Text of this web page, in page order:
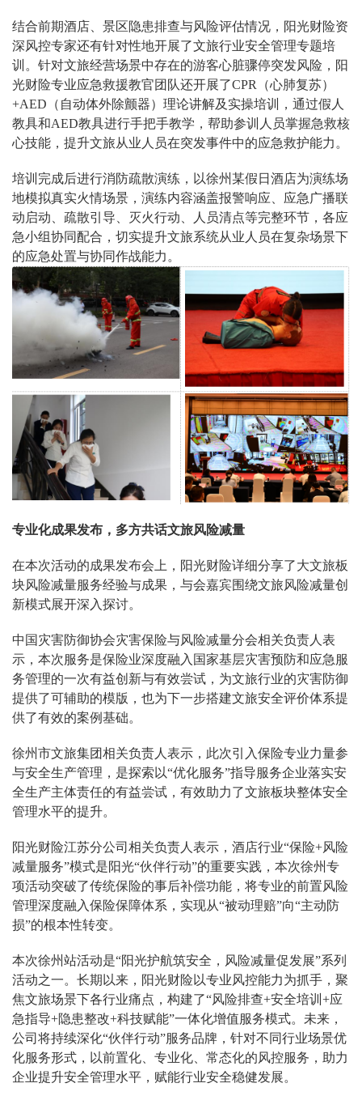
结合前期酒店、景区隐患排查与风险评估情况，阳光财险资
深风控专家还有针对性地开展了文旅行业安全管理专题培
训。针对文旅经营场景中存在的游客心脏骤停突发风险，阳
光财险专业应急救援教官团队还开展了CPR（心肺复苏）
+AED（自动体外除颤器）理论讲解及实操培训，通过假人
教具和AED教具进行手把手教学，帮助参训人员掌握急救核
心技能，提升文旅从业人员在突发事件中的应急救护能力。
培训完成后进行消防疏散演练，以徐州某假日酒店为演练场
地模拟真实火情场景，演练内容涵盖报警响应、应急广播联
动启动、疏散引导、灭火行动、人员清点等完整环节，各应
急小组协同配合，切实提升文旅系统从业人员在复杂场景下
的应急处置与协同作战能力。
专业化成果发布，多方共话文旅风险减量
在本次活动的成果发布会上，阳光财险详细分享了大文旅板
块风险减量服务经验与成果，与会嘉宾围绕文旅风险减量创
新模式展开深入探讨。
中国灾害防御协会灾害保险与风险减量分会相关负责人表
示，本次服务是保险业深度融入国家基层灾害预防和应急服
务管理的一次有益创新与有效尝试，为文旅行业的灾害防御
提供了可辅助的模版，也为下一步搭建文旅安全评价体系提
供了有效的案例基础。
徐州市文旅集团相关负责人表示，此次引入保险专业力量参
与安全生产管理，是探索以“优化服务”指导服务企业落实安
全生产主体责任的有益尝试，有效助力了文旅板块整体安全
管理水平的提升。
阳光财险江苏分公司相关负责人表示，酒店行业“保险+风险
减量服务”模式是阳光“伙伴行动”的重要实践，本次徐州专
项活动突破了传统保险的事后补偿功能，将专业的前置风险
管理深度融入保险保障体系，实现从“被动理赔”向“主动防
损”的根本性转变。
本次徐州站活动是“阳光护航筑安全，风险减量促发展”系列
活动之一。长期以来，阳光财险以专业风控能力为抓手，聚
焦文旅场景下各行业痛点，构建了“风险排查+安全培训+应
急指导+隐患整改+科技赋能”一体化增值服务模式。未来，
公司将持续深化“伙伴行动”服务品牌，针对不同行业场景优
化服务形式，以前置化、专业化、常态化的风控服务，助力
企业提升安全管理水平，赋能行业安全稳健发展。